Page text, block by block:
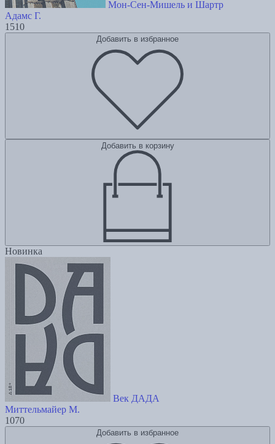
Мон-Сен-Мишель и Шартр
Адамс Г.
1510
Добавить в избранное
Добавить в корзину
Новинка
Век ДАДА
Миттельмайер М.
1070
Добавить в избранное